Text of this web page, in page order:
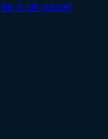
6 stk pastel